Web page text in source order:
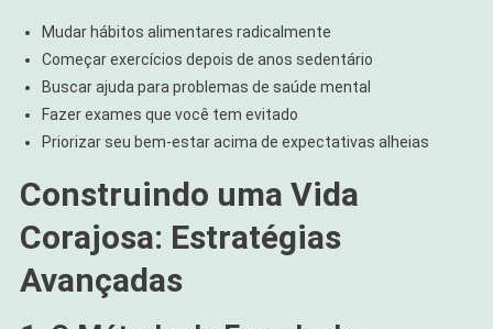
Mudar hábitos alimentares radicalmente
Começar exercícios depois de anos sedentário
Buscar ajuda para problemas de saúde mental
Fazer exames que você tem evitado
Priorizar seu bem-estar acima de expectativas alheias
Construindo uma Vida
Corajosa: Estratégias
Avançadas